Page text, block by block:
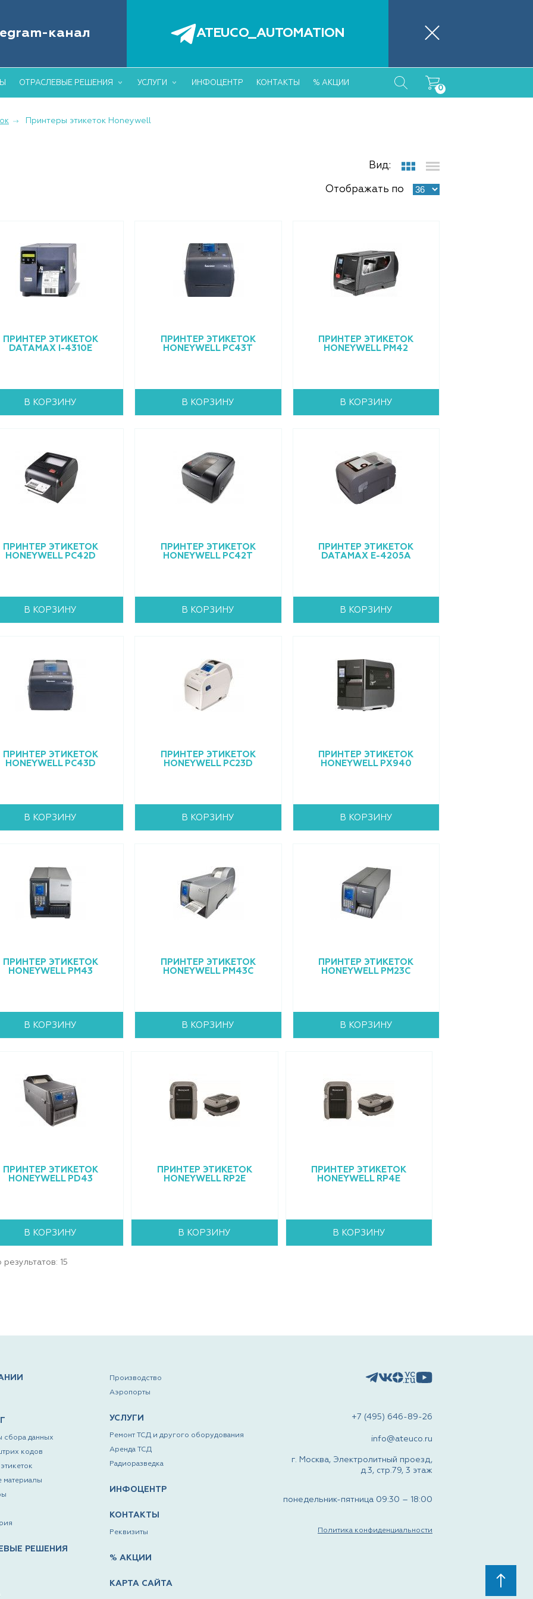
канал ATEUCO_AUTOMATION
ДЛЯ АВТОМАТИЗАЦИИ
И СКЛАДА
646 89 26
ОТРАСЛЕВЫЕ РЕШЕНИЯ УСЛУГИ ИНФОЦЕНТР КОНТАКТЫ % АКЦИИ
0
Принтеры этикеток Honeywell
Вид:
Отображать по
ПРИНТЕР ЭТИКЕТОК
DATAMAX I-4310E
В КОРЗИНУ
ПРИНТЕР ЭТИКЕТОК
HONEYWELL PC43T
В КОРЗИНУ
ПРИНТЕР ЭТИКЕТОК
HONEYWELL PM42
В КОРЗИНУ
ПРИНТЕР ЭТИКЕТОК
HONEYWELL PC42D
В КОРЗИНУ
ПРИНТЕР ЭТИКЕТОК
HONEYWELL PC42T
В КОРЗИНУ
ПРИНТЕР ЭТИКЕТОК
DATAMAX E-4205A
В КОРЗИНУ
ПРИНТЕР ЭТИКЕТОК
HONEYWELL PC43D
В КОРЗИНУ
ПРИНТЕР ЭТИКЕТОК
HONEYWELL PC23D
В КОРЗИНУ
ПРИНТЕР ЭТИКЕТОК
HONEYWELL PX940
В КОРЗИНУ
ПРИНТЕР ЭТИКЕТОК
HONEYWELL PM43
В КОРЗИНУ
ПРИНТЕР ЭТИКЕТОК
HONEYWELL PM43C
В КОРЗИНУ
ПРИНТЕР ЭТИКЕТОК
HONEYWELL PM23C
В КОРЗИНУ
ПРИНТЕР ЭТИКЕТОК
HONEYWELL PD43
В КОРЗИНУ
ПРИНТЕР ЭТИКЕТОК
HONEYWELL RP2E
В КОРЗИНУ
ПРИНТЕР ЭТИКЕТОК
HONEYWELL RP4E
В КОРЗИНУ
результатов: 15
сбора данных
кодов
материалы
РЕШЕНИЯ
Производство
Аэропорты
УСЛУГИ
Ремонт ТСД и другого оборудования
Аренда ТСД
Радиоразведка
ИНФОЦЕНТР
КОНТАКТЫ
Реквизиты
% АКЦИИ
КАРТА САЙТА
+7 (495) 646-89-26
info@ateuco.ru
г. Москва, Электролитный проезд,
д.3, стр.79, 3 этаж
понедельник-пятница 09:30 – 18:00
Политика конфиденциальности